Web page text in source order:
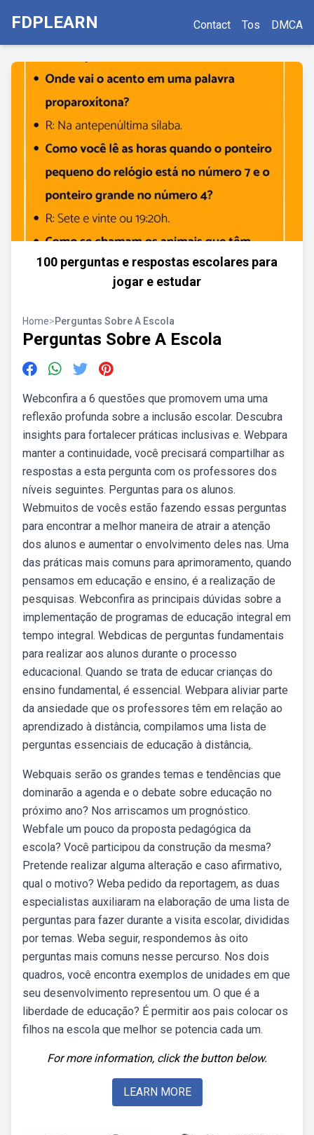
FDPLEARN Contact Tos DMCA
100 perguntas e respostas escolares para
jogar e estudar
Home>Perguntas Sobre A Escola
Perguntas Sobre A Escola
Webconfira a 6 questões que promovem uma uma
reflexão profunda sobre a inclusão escolar. Descubra
insights para fortalecer práticas inclusivas e. Webpara
manter a continuidade, você precisará compartilhar as
respostas a esta pergunta com os professores dos
níveis seguintes. Perguntas para os alunos.
Webmuitos de vocês estão fazendo essas perguntas
para encontrar a melhor maneira de atrair a atenção
dos alunos e aumentar o envolvimento deles nas. Uma
das práticas mais comuns para aprimoramento, quando
pensamos em educação e ensino, é a realização de
pesquisas. Webconfira as principais dúvidas sobre a
implementação de programas de educação integral em
tempo integral. Webdicas de perguntas fundamentais
para realizar aos alunos durante o processo
educacional. Quando se trata de educar crianças do
ensino fundamental, é essencial. Webpara aliviar parte
da ansiedade que os professores têm em relação ao
aprendizado à distância, compilamos uma lista de
perguntas essenciais de educação à distância,.
Webquais serão os grandes temas e tendências que
dominarão a agenda e o debate sobre educação no
próximo ano? Nos arriscamos um prognóstico.
Webfale um pouco da proposta pedagógica da
escola? Você participou da construção da mesma?
Pretende realizar alguma alteração e caso afirmativo,
qual o motivo? Weba pedido da reportagem, as duas
especialistas auxiliaram na elaboração de uma lista de
perguntas para fazer durante a visita escolar, divididas
por temas. Weba seguir, respondemos às oito
perguntas mais comuns nesse percurso. Nos dois
quadros, você encontra exemplos de unidades em que
seu desenvolvimento representou um. O que é a
liberdade de educação? É permitir aos pais colocar os
filhos na escola que melhor se potencia cada um.
For more information, click the button below.
LEARN MORE